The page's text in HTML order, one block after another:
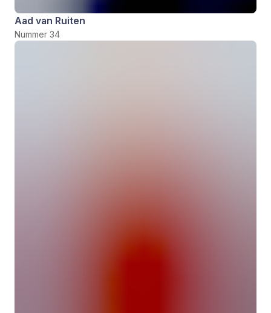
Aad van Ruiten
Nummer 34